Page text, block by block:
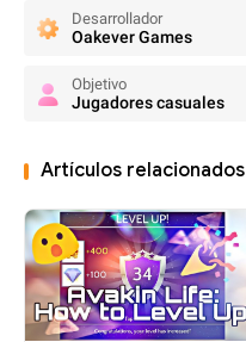
Desarrollador
Oakever Games
Objetivo
Jugadores casuales
Artículos relacionados